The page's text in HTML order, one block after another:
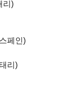
리)
페인)
리)